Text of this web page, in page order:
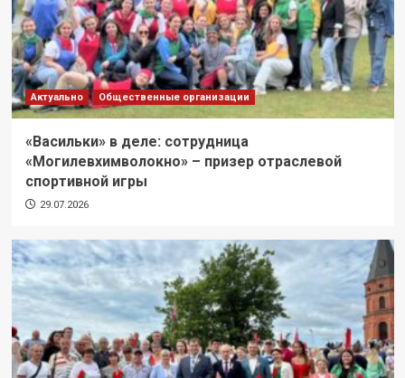
Актуально Общественные организации
«Васильки» в деле: сотрудница
«Могилевхимволокно» – призер отраслевой
спортивной игры
29.07.2026